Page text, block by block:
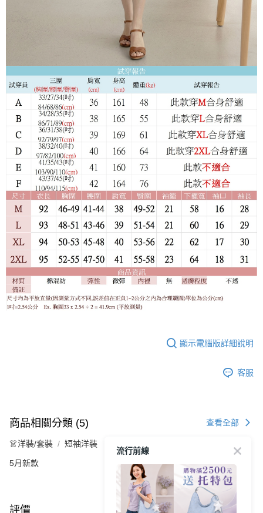
顯示電腦版詳細說明
客服
商品相關分類 (5) 查看全部
👗洋裝/套裝 短袖洋裝
5月新款
評價
流行前線